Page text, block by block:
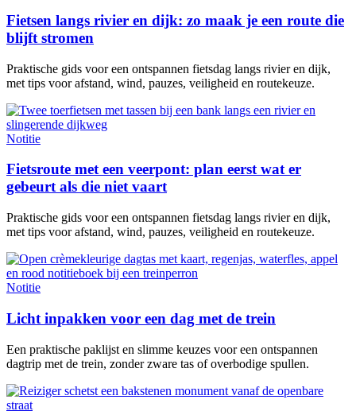
Fietsen langs rivier en dijk: zo maak je een route die
blijft stromen
Praktische gids voor een ontspannen fietsdag langs rivier en dijk,
met tips voor afstand, wind, pauzes, veiligheid en routekeuze.
Notitie
Fietsroute met een veerpont: plan eerst wat er
gebeurt als die niet vaart
Praktische gids voor een ontspannen fietsdag langs rivier en dijk,
met tips voor afstand, wind, pauzes, veiligheid en routekeuze.
Notitie
Licht inpakken voor een dag met de trein
Een praktische paklijst en slimme keuzes voor een ontspannen
dagtrip met de trein, zonder zware tas of overbodige spullen.